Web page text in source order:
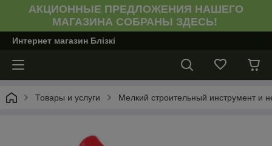
АКЦИОННЫЕ ПРЕДЛОЖЕНИЯ НАШЕГО
МАГАЗИНА СОБРАНЫ ЗДЕСЬ!
Интернет магазин Блiзкi
Товары и услуги Мелкий строительный инструмент и